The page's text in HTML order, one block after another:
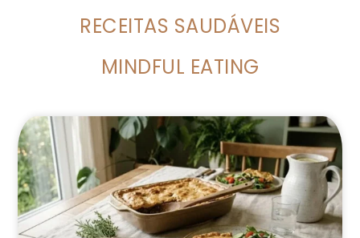
RECEITAS SAUDÁVEIS
MINDFUL EATING